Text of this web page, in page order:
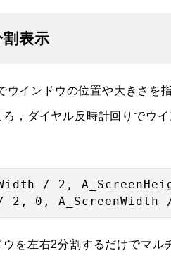
表示
インドウの位置や大きさを
，ダイヤル反時計回りでウ
/ 2,
を左右2分割するだけでマル